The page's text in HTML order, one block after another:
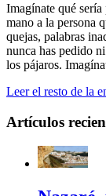
Imagínate qué
mano a la persona
quejas, palabras
nunca has pedido
los pájaros.
Leer el resto de la
Artículos